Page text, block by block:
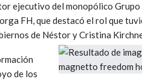
ejecutivo del monopólico
FH, que destacó el rol que
de Néstor y Cristina
de los